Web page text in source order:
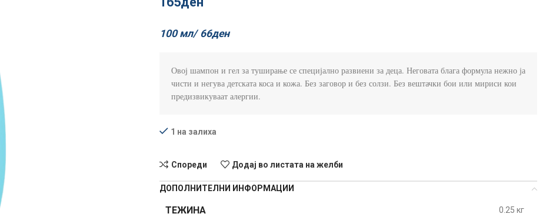
100 мл/ 66ден
Овој шампон и гел за туширање се специјално развиени за деца. Неговата блага формула нежно ја
чисти и негува детската коса и кожа. Без заговор и без солзи. Без вештачки бои или мириси кои
предизвикуваат алергии.
1 на залиха
Спореди Додај во листата на желби
ДОПОЛНИТЕЛНИ ИНФОРМАЦИИ
ТЕЖИНА 0.25 кг